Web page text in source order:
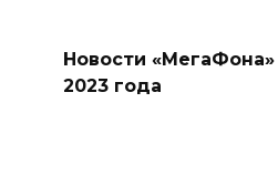
Новости
2023 года